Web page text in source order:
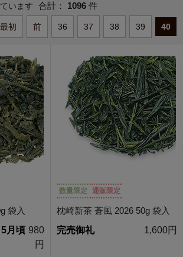
います 合計： 1096 件
最初 前 36 37 38 39 40
袋入
月頃 980
円
数量限定 通販限定
枕崎新茶 蒼風 2026 50g 袋入
完売御礼
1,600円